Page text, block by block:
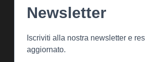
Newsletter
Iscriviti alla nostra newsletter e
aggiornato.